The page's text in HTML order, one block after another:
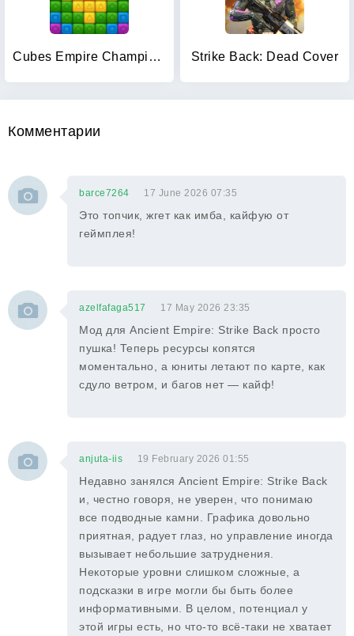
Cubes Empire Champions Strike Back: Dead Cover
Комментарии
barce7264 17 June 2026 07:35
Это топчик, жгет как имба, кайфую от
геймплея!
azelfafaga517 17 May 2026 23:35
Мод для Ancient Empire: Strike Back просто
пушка! Теперь ресурсы копятся
моментально, а юниты летают по карте, как
сдуло ветром, и багов нет — кайф!
anjuta-iis 19 February 2026 01:55
Недавно занялся Ancient Empire: Strike Back
и, честно говоря, не уверен, что понимаю
все подводные камни. Графика довольно
приятная, радует глаз, но управление иногда
вызывает небольшие затруднения.
Некоторые уровни слишком сложные, а
подсказки в игре могли бы быть более
информативными. В целом, потенциал у
этой игры есть, но что-то всё-таки не хватает